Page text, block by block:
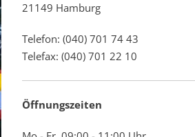
21149 Hamburg
Telefon: (040) 701 74 43
Telefax: (040) 701 22 10
Öffnungszeiten